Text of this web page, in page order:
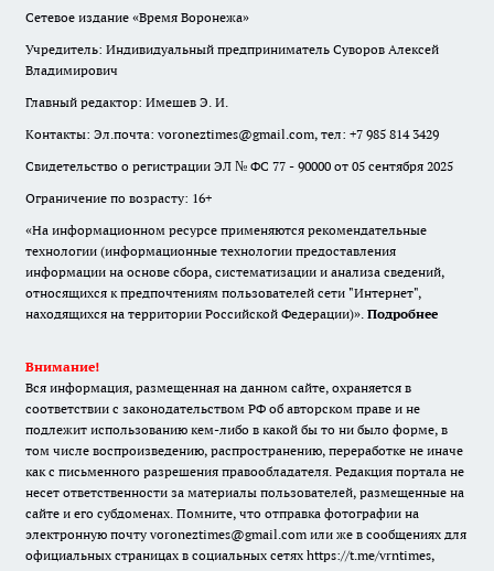
Сетевое издание «Время Воронежа»
Учредитель: Индивидуальный предприниматель Суворов Алексей
Владимирович
Главный редактор: Имешев Э. И.
Контакты: Эл.почта: voroneztimes@gmail.com, тел: +7 985 814 3429
Свидетельство о регистрации ЭЛ № ФС 77 - 90000 от 05 сентября 2025
Ограничение по возрасту: 16+
«На информационном ресурсе применяются рекомендательные
технологии (информационные технологии предоставления
информации на основе сбора, систематизации и анализа сведений,
относящихся к предпочтениям пользователей сети "Интернет",
находящихся на территории Российской Федерации)». Подробнее
Внимание!
Вся информация, размещенная на данном сайте, охраняется в
соответствии с законодательством РФ об авторском праве и не
подлежит использованию кем-либо в какой бы то ни было форме, в
том числе воспроизведению, распространению, переработке не иначе
как с письменного разрешения правообладателя. Редакция портала не
несет ответственности за материалы пользователей, размещенные на
сайте и его субдоменах. Помните, что отправка фотографии на
электронную почту voroneztimes@gmail.com или же в сообщениях для
официальных страницах в социальных сетях https://t.me/vrntimes,